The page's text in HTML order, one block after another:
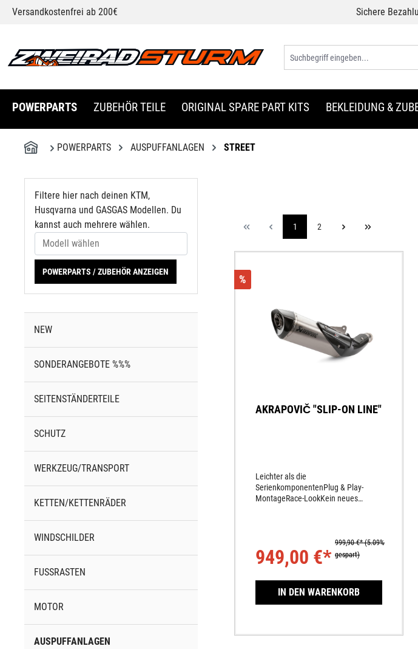
Zur Hauptnavigation springen
Versandkostenfrei ab 200€ Sichere
POWERPARTS ZUBEHÖR TEILE ORIGINAL SPARE PART KITS BEKLEIDUNG &
POWERPARTS AUSPUFFANLAGEN STREET
Filtere hier nach deinen KTM,
Husqvarna und GASGAS Modellen. Du
kannst auch mehrere wählen.
POWERPARTS / ZUBEHÖR ANZEIGEN
NEW
SONDERANGEBOTE %%%
SEITENSTÄNDERTEILE
SCHUTZ
WERKZEUG/TRANSPORT
KETTEN/KETTENRÄDER
WINDSCHILDER
FUSSRASTEN
MOTOR
AUSPUFFANLAGEN
1 2
%
AKRAPOVIČ "SLIP-ON LINE"
Leichter als die
SerienkomponentenPlug & Play-
MontageRace-LookKein neues
949,00 €*
999,90 €* (5.09%
gespart)
IN DEN WARENKORB
Modell wählen